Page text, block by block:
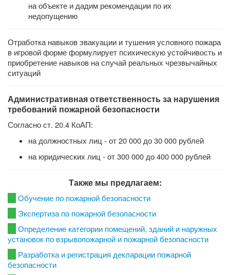
на объекте и дадим рекомендации по их
недопущению
Отработка навыков эвакуации и тушения условного пожара
в игровой форме формулирует психическую устойчивость и
приобретение навыков на случай реальных чрезвычайных
ситуаций
Административная ответственность за нарушения
требований пожарной безопасности
Согласно ст. 20.4 КоАП:
на должностных лиц - от 20 000 до 30 000 рублей
на юридических лиц - от 300 000 до 400 000 рублей
Также мы предлагаем:
Обучение по пожарной безопасности
Экспертиза по пожарной безопасности
Определение категории помещений, зданий и наружных
установок по взрывопожарной и пожарной безопасности
Разработка и регистрация декларации пожарной
безопасности